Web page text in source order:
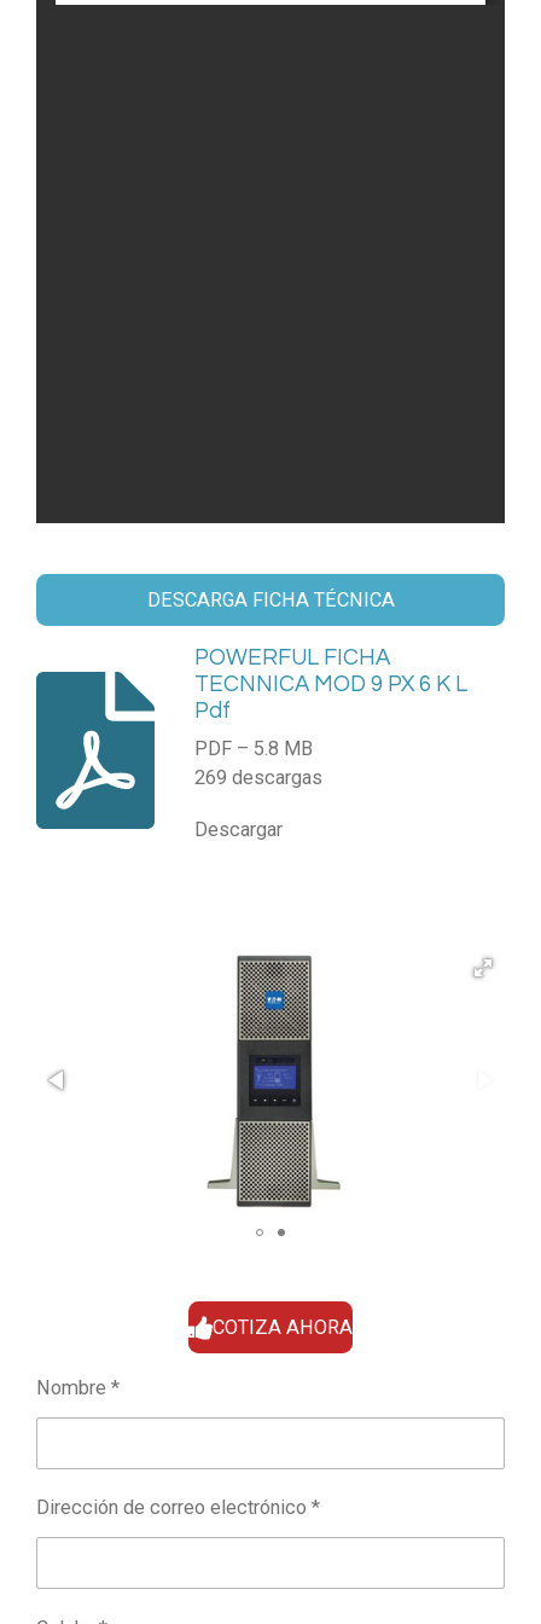
DESCARGA FICHA TÉCNICA
POWERFUL FICHA
TECNNICA MOD 9 PX 6 K L
Pdf
PDF – 5.8 MB
269 descargas
Descargar
COTIZA AHORA
Nombre *
Dirección de correo electrónico *